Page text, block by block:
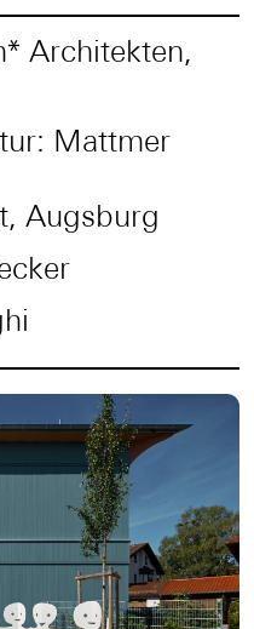
Architekten,
Mattmer
Augsburg